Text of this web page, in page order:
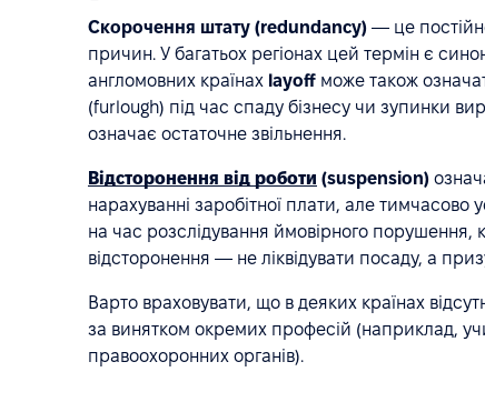
Скорочення штату (redundancy) — це
причин. У багатьох регіонах цей термін є
англомовних країнах layoff може також
(furlough) під час спаду бізнесу чи зупинки
означає остаточне звільнення.
Відсторонення від роботи (suspension)
нарахуванні заробітної плати, але тимчасово
на час розслідування ймовірного порушення,
відсторонення — не ліквідувати посаду, а
Варто враховувати, що в деяких країнах
за винятком окремих професій (наприклад,
правоохоронних органів).